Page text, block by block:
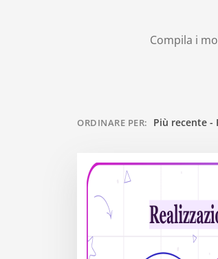
Compila i
ORDINARE PER: Più recente -